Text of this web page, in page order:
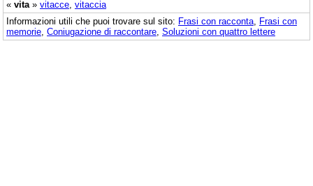
« vita » vitacce vitaccia
Informazioni utili che puoi trovare sul sito: Frasi con racconta Frasi con
memorie Coniugazione di raccontare Soluzioni con quattro lettere